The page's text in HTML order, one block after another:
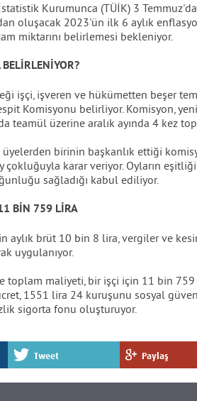
Kurumunca (TÜİK) 3
oluşacak 2023'ün ilk 6 aylık
miktarını belirlemesi bekleniyor.
işçi, işveren ve hükümetten beşer
Komisyonu belirliyor. Komisyon,
teamül üzerine aralık ayında 4 kez
üyelerden birinin başkanlık ettiği
çokluğuyla karar veriyor. Oyların
sağladığı kabul ediliyor.
BİN 759 LİRA
aylık brüt 10 bin 8 lira, vergiler ve
uygulanıyor.
toplam maliyeti, bir işçi için 11 bin
1551 lira 24 kuruşunu sosyal
sigorta fonu oluşturuyor.
Tweet Paylaş